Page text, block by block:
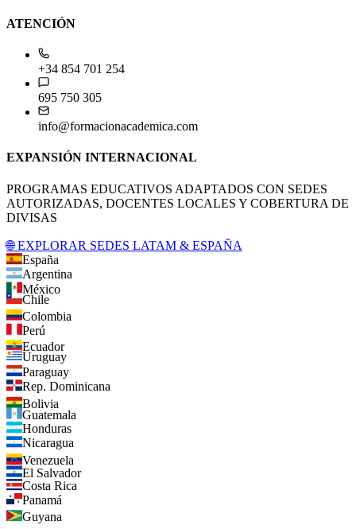
ATENCIÓN
+34 854 701 254
695 750 305
info@formacionacademica.com
EXPANSIÓN INTERNACIONAL
PROGRAMAS EDUCATIVOS ADAPTADOS CON SEDES
AUTORIZADAS, DOCENTES LOCALES Y COBERTURA DE
DIVISAS
🌐 EXPLORAR SEDES LATAM & ESPAÑA
España
Argentina
México
Chile
Colombia
Perú
Ecuador
Uruguay
Paraguay
Rep. Dominicana
Bolivia
Guatemala
Honduras
Nicaragua
Venezuela
El Salvador
Costa Rica
Panamá
Guyana